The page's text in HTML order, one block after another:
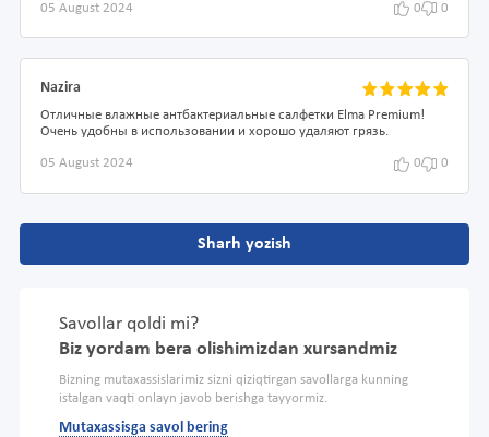
05 August 2024 0 0
Nazira
Отличные влажные антбактериальные салфетки Elma Premium!
Очень удобны в использовании и хорошо удаляют грязь.
05 August 2024 0 0
Sharh yozish
Savollar qoldi mi?
Biz yordam bera olishimizdan xursandmiz
Bizning mutaxassislarimiz sizni qiziqtirgan savollarga kunning
istalgan vaqti onlayn javob berishga tayyormiz.
Mutaxassisga savol bering